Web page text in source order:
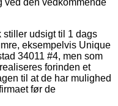
stiller udsigt til 1 dags
eksempelvis Unique
34011 #4, men som
forinden et
til at de har mulighed
før de